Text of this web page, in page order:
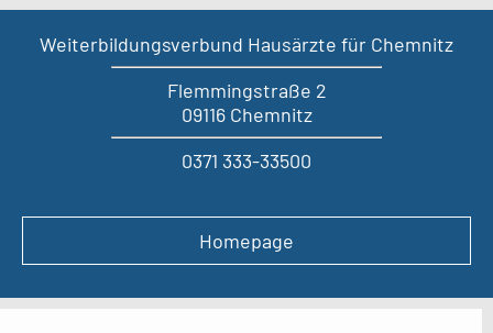
Weiterbildungsverbund Hausärzte für Chemnitz
Flemmingstraße 2
09116 Chemnitz
0371 333-33500
Homepage